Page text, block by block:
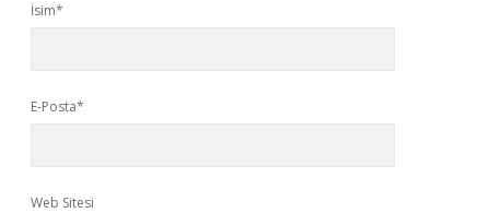
İsim*
E-Posta*
Web Sitesi